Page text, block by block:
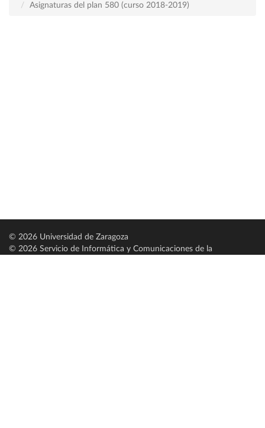
Asignaturas del plan 580 (curso 2018-2019)
© 2026 Universidad de Zaragoza
© 2026 Servicio de Informática y Comunicaciones de la